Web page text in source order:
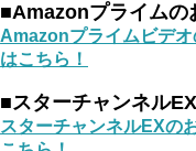
■Amazonプライムの
Amazonプライムビデ
はこちら！
■スターチャンネル
スターチャンネルEXの